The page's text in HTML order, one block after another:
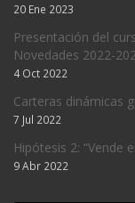
20 Ene 2023
Presentación del
Novedades 2022-
4 Oct 2022
Carteras dinámicas
7 Jul 2022
Hipótesis 2: “Vende
9 Abr 2022